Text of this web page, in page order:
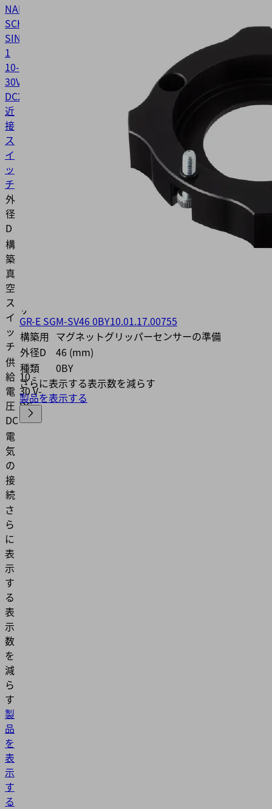
NAEH-
SCHA
SIND
1
10-
30V-
DC21.01.09.00195
近
接
ス
イ
ッ
チ
外
径
D
構
築
真
空
ス
イ
ッ
チ
サー
供
給
電
圧
DC
10 -
30 V-
DC
電
気
の
接
続
さ
ら
に
表
示
す
る
表
示
数
を
減
ら
す
製
品
を
表
示
す
る
GR-E SGM-SV46 0BY10.01.17.00755
構築用 マグネットグリッパーセンサーの準備
外径D
46 (mm)
種類
0BY
さらに表示する表示数を減らす
製品を表示する